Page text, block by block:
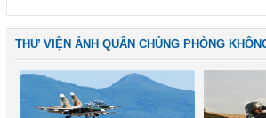
THƯ VIỆN ẢNH QUÂN CHỦNG PHÒNG